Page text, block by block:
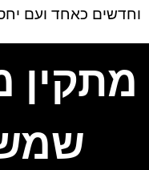
וחדשים כאחד ועם
מתקין
שמש